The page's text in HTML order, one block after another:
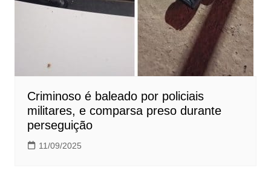
Criminoso é baleado por policiais
militares, e comparsa preso durante
perseguição
11/09/2025